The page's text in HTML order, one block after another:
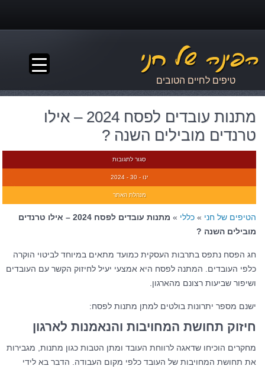
טיפים לחיים הטובים
מתנות עובדים לפסח 2024 – אילו
טרנדים מובילים השנה ?
סגור לתגובות
ינו - 30 - 2024
מנהלת האתר
הטיפים של חני » כללי »
מתנות עובדים לפסח 2024 – אילו טרנדים
מובילים השנה ?
חג הפסח נתפס בתרבות העסקית כמועד מתאים במיוחד לביטוי הוקרה
כלפי העובדים. המתנה לפסח היא אמצעי יעיל לחיזוק הקשר עם העובדים
ושיפור שביעות רצונם מהארגון.
ישנם מספר יתרונות בולטים למתן מתנות לפסח:
חיזוק תחושת המחויבות והנאמנות לארגון
מחקרים הוכיחו שדאגה לרווחת העובד ומתן הטבות כגון מתנות, מגבירות
את תחושת המחויבות של העובד כלפי מקום העבודה. הדבר בא לידי